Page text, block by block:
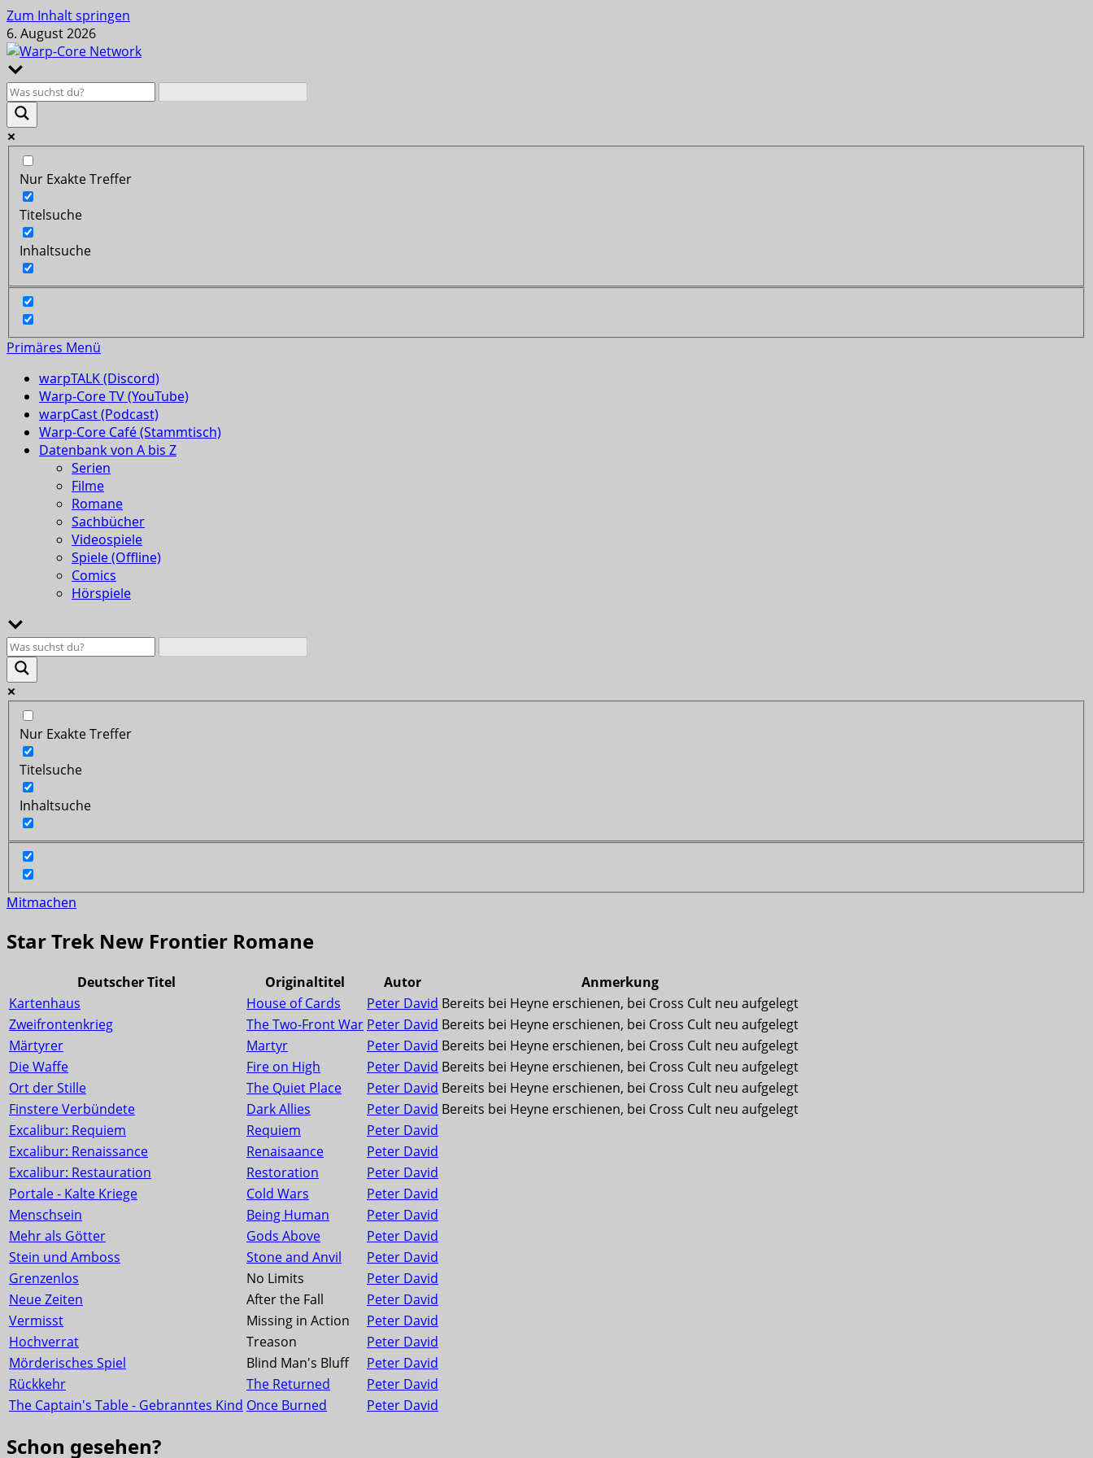
Zum Inhalt springen
6. August 2026
Nur Exakte Treffer
Titelsuche
Inhaltsuche
Primäres Menü
warpTALK (Discord)
Warp-Core TV (YouTube)
warpCast (Podcast)
Warp-Core Café (Stammtisch)
Datenbank von A bis Z
Serien
Filme
Romane
Sachbücher
Videospiele
Spiele (Offline)
Comics
Hörspiele
Nur Exakte Treffer
Titelsuche
Inhaltsuche
Mitmachen
Star Trek New Frontier Romane
Deutscher Titel Originaltitel Autor
Anmerkung
Kartenhaus
House of Cards Peter David Bereits bei Heyne erschienen, bei Cross Cult neu aufgelegt
Zweifrontenkrieg
The Two-Front War Peter David Bereits bei Heyne erschienen, bei Cross Cult neu aufgelegt
Märtyrer
Martyr Peter David Bereits bei Heyne erschienen, bei Cross Cult neu aufgelegt
Die Waffe
Fire on High Peter David Bereits bei Heyne erschienen, bei Cross Cult neu aufgelegt
Ort der Stille
The Quiet Place Peter David Bereits bei Heyne erschienen, bei Cross Cult neu aufgelegt
Finstere Verbündete
Dark Allies Peter David Bereits bei Heyne erschienen, bei Cross Cult neu aufgelegt
Excalibur: Requiem
Requiem
Peter David
Excalibur: Renaissance
Renaisaance
Peter David
Excalibur: Restauration
Restoration
Peter David
Portale - Kalte Kriege
Cold Wars
Peter David
Menschsein
Being Human
Peter David
Mehr als Götter
Gods Above
Peter David
Stein und Amboss
Stone and Anvil
Peter David
Grenzenlos
No Limits
Peter David
Neue Zeiten
After the Fall
Peter David
Vermisst
Missing in Action
Peter David
Hochverrat
Treason
Peter David
Mörderisches Spiel
Blind Man's Bluff
Peter David
Rückkehr
The Returned
Peter David
The Captain's Table - Gebranntes Kind Once Burned Peter David
Schon gesehen?